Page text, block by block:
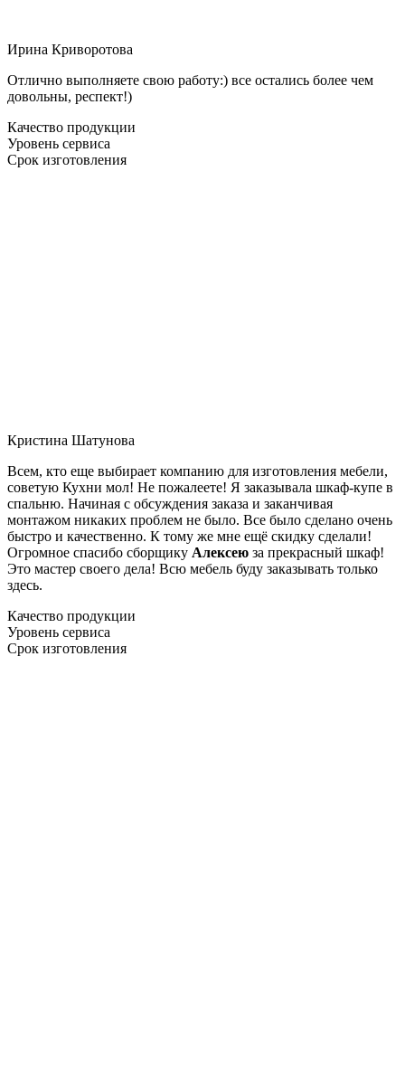
Ирина Криворотова
Отлично выполняете свою работу:) все остались более чем
довольны, респект!)
Качество продукции
Уровень сервиса
Срок изготовления
Кристина Шатунова
Всем, кто еще выбирает компанию для изготовления мебели,
советую Кухни мол! Не пожалеете! Я заказывала шкаф-купе в
спальню. Начиная с обсуждения заказа и заканчивая
монтажом никаких проблем не было. Все было сделано очень
быстро и качественно. К тому же мне ещё скидку сделали!
Огромное спасибо сборщику Алексею за прекрасный шкаф!
Это мастер своего дела! Всю мебель буду заказывать только
здесь.
Качество продукции
Уровень сервиса
Срок изготовления